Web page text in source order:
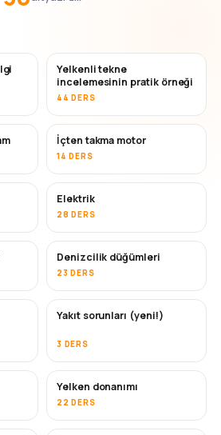
Yelkenli tekne
incelemesinin pratik örneği
44 DERS
İçten takma motor
14 DERS
Elektrik
28 DERS
Denizcilik düğümleri
23 DERS
Yakıt sorunları (yeni!)
3 DERS
Yelken donanımı
22 DERS